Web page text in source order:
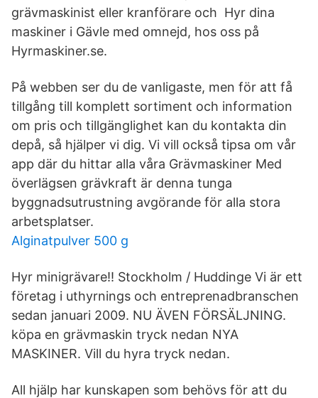
grävmaskinist eller kranförare och Hyr dina
maskiner i Gävle med omnejd, hos oss på
Hyrmaskiner.se.
På webben ser du de vanligaste, men för att få
tillgång till komplett sortiment och information
om pris och tillgänglighet kan du kontakta din
depå, så hjälper vi dig. Vi vill också tipsa om vår
app där du hittar alla våra Grävmaskiner Med
överlägsen grävkraft är denna tunga
byggnadsutrustning avgörande för alla stora
arbetsplatser.
Alginatpulver 500 g
Hyr minigrävare!! Stockholm / Huddinge Vi är ett
företag i uthyrnings och entreprenadbranschen
sedan januari 2009. NU ÄVEN FÖRSÄLJNING.
köpa en grävmaskin tryck nedan NYA
MASKINER. Vill du hyra tryck nedan.
All hjälp har kunskapen som behövs för att du